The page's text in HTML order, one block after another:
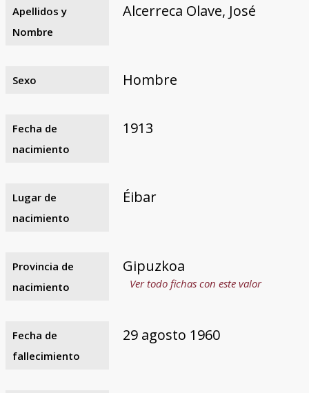
Razones y objetivos
El equipo
Colaboradores
Fuentes documentales
Apellidos y
Nombre
Alcerreca Olave, José
Sexo Hombre
Fecha de
nacimiento
1913
Lugar de
nacimiento
Éibar
Provincia de
nacimiento
Gipuzkoa
Ver todo fichas con este valor
Fecha de
fallecimiento
29 agosto 1960